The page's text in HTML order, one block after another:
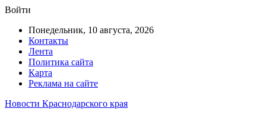
Войти
Понедельник, 10 августа, 2026
Контакты
Лента
Политика сайта
Карта
Реклама на сайте
Новости Краснодарского края